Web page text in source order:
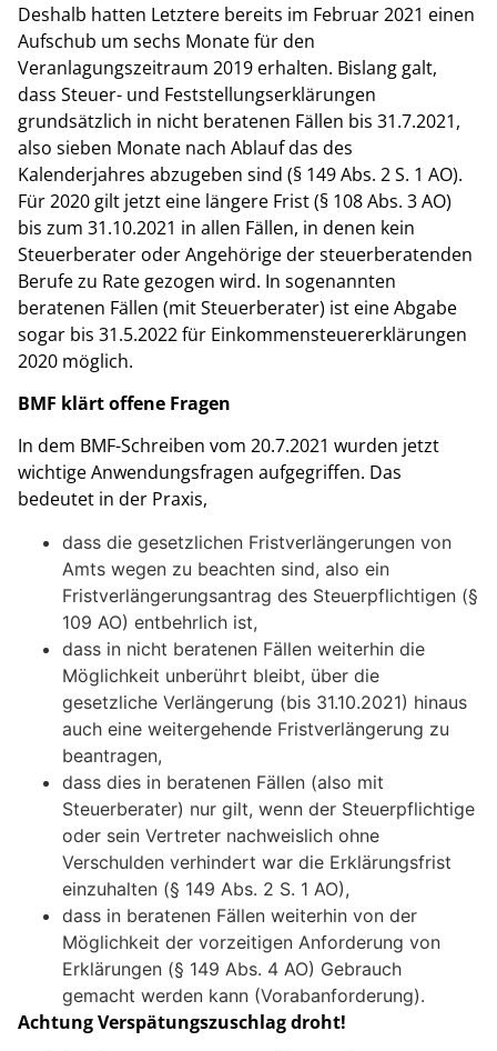
Deshalb hatten Letztere bereits im Februar 2021 einen
Aufschub um sechs Monate für den
Veranlagungszeitraum 2019 erhalten. Bislang galt,
dass Steuer- und Feststellungserklärungen
grundsätzlich in nicht beratenen Fällen bis 31.7.2021,
also sieben Monate nach Ablauf das des
Kalenderjahres abzugeben sind (§ 149 Abs. 2 S. 1 AO).
Für 2020 gilt jetzt eine längere Frist (§ 108 Abs. 3 AO)
bis zum 31.10.2021 in allen Fällen, in denen kein
Steuerberater oder Angehörige der steuerberatenden
Berufe zu Rate gezogen wird. In sogenannten
beratenen Fällen (mit Steuerberater) ist eine Abgabe
sogar bis 31.5.2022 für Einkommensteuererklärungen
2020 möglich.
BMF klärt offene Fragen
In dem BMF-Schreiben vom 20.7.2021 wurden jetzt
wichtige Anwendungsfragen aufgegriffen. Das
bedeutet in der Praxis,
dass die gesetzlichen Fristverlängerungen von
Amts wegen zu beachten sind, also ein
Fristverlängerungsantrag des Steuerpflichtigen (§
109 AO) entbehrlich ist,
dass in nicht beratenen Fällen weiterhin die
Möglichkeit unberührt bleibt, über die
gesetzliche Verlängerung (bis 31.10.2021) hinaus
auch eine weitergehende Fristverlängerung zu
beantragen,
dass dies in beratenen Fällen (also mit
Steuerberater) nur gilt, wenn der Steuerpflichtige
oder sein Vertreter nachweislich ohne
Verschulden verhindert war die Erklärungsfrist
einzuhalten (§ 149 Abs. 2 S. 1 AO),
dass in beratenen Fällen weiterhin von der
Möglichkeit der vorzeitigen Anforderung von
Erklärungen (§ 149 Abs. 4 AO) Gebrauch
gemacht werden kann (Vorabanforderung).
Achtung Verspätungszuschlag droht!